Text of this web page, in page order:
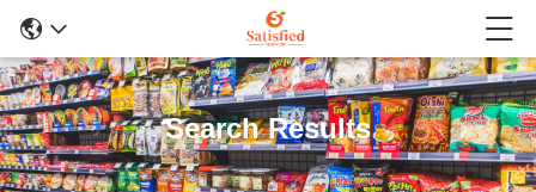
Search Results